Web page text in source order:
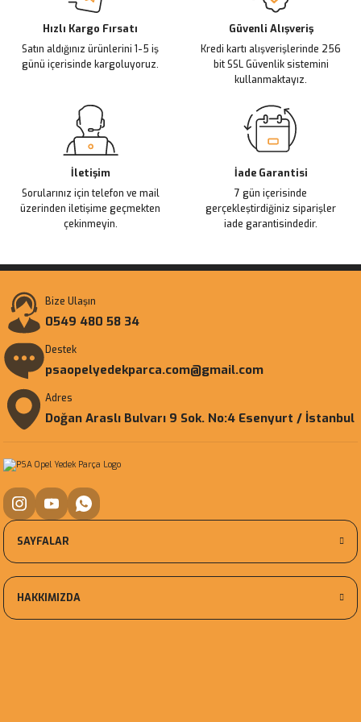
Ürün bilgilerinde hatalar bulunuyor.
Ürün fiyatı diğer sitelerden daha pahalı.
Bu ürüne benzer farklı alternatifler olmalı.
Hızlı Kargo Fırsatı
Satın aldığınız ürünlerini 1-5 iş
günü içerisinde kargoluyoruz.
Güvenli Alışveriş
Kredi kartı alışverişlerinde 256
bit SSL Güvenlik sistemini
kullanmaktayız.
İletişim
Sorularınız için telefon ve mail
üzerinden iletişime geçmekten
çekinmeyin.
İade Garantisi
7 gün içerisinde
gerçekleştirdiğiniz siparişler
iade garantisindedir.
Bize Ulaşın
0549 480 58 34
Destek
psaopelyedekparca.com@gmail.com
Adres
Doğan Araslı Bulvarı 9 Sok. No:4 Esenyurt / İstanbul
SAYFALAR
HAKKIMIZDA